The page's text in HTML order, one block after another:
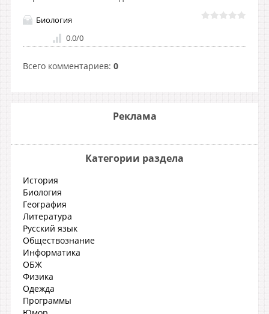
Биология
0.0/0
Всего комментариев: 0
Реклама
Категории раздела
История
Биология
География
Литература
Русский язык
Обществознание
Информатика
ОБЖ
Физика
Одежда
Программы